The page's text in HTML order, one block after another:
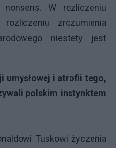
W rozliczeniu
zrozumienia
niestety jest
umysłowej i atrofii tego,
polskim instynktem
Tuskowi życzenia